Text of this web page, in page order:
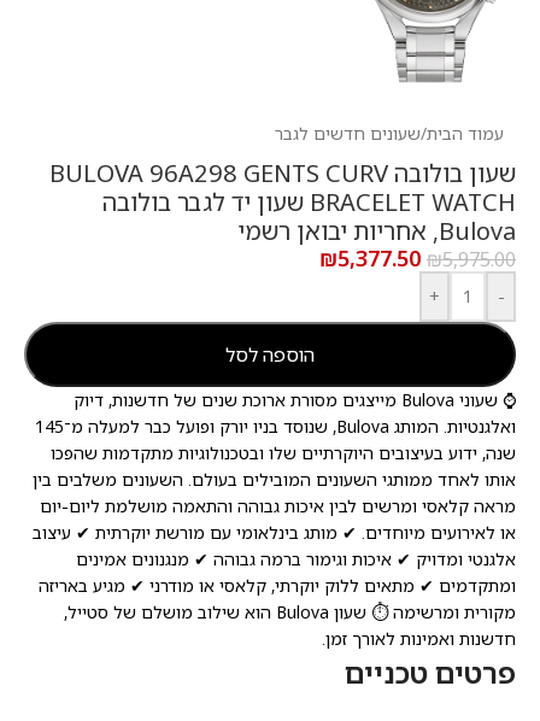
עמוד הבית/שעונים חדשים לגבר
שעון בולובה BULOVA 96A298 GENTS CURV
BRACELET WATCH שעון יד לגבר בולובה
Bulova, אחריות יבואן רשמי
₪5,975.00
₪5,377.50
-
+
הוספה לסל
⌚ שעוני Bulova מייצגים מסורת ארוכת שנים של חדשנות, דיוק
ואלגנטיות. המותג Bulova, שנוסד בניו יורק ופועל כבר למעלה מ־145
שנה, ידוע בעיצובים היוקרתיים שלו ובטכנולוגיות מתקדמות שהפכו
אותו לאחד ממותגי השעונים המובילים בעולם. השעונים משלבים בין
מראה קלאסי ומרשים לבין איכות גבוהה והתאמה מושלמת ליום-יום
או לאירועים מיוחדים. ✔ מותג בינלאומי עם מורשת יוקרתית ✔ עיצוב
אלגנטי ומדויק ✔ איכות וגימור ברמה גבוהה ✔ מנגנונים אמינים
ומתקדמים ✔ מתאים ללוק יוקרתי, קלאסי או מודרני ✔ מגיע באריזה
מקורית ומרשימה ⏱️ שעון Bulova הוא שילוב מושלם של סטייל,
חדשנות ואמינות לאורך זמן.
פרטים טכניים